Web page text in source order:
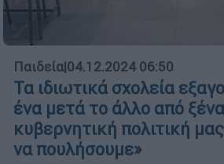
Παιδεία|04.12.2024 06:50
Τα ιδιωτικά σχολεία
ένα μετά το άλλο από
κυβερνητική πολιτική
να πουλήσουμε»